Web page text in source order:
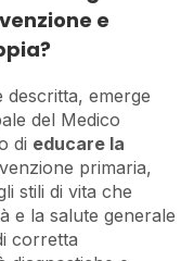
e
descritta, emerge
del Medico
di educare la
primaria,
stili di vita che
e la salute generale
corretta